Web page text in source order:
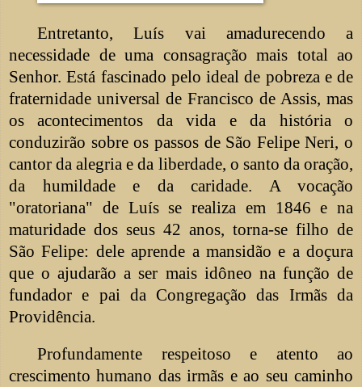
Entretanto, Luís vai amadurecendo a
necessidade de uma consagração mais total ao
Senhor. Está fascinado pelo ideal de pobreza e de
fraternidade universal de Francisco de Assis, mas
os acontecimentos da vida e da história o
conduzirão sobre os passos de São Felipe Neri, o
cantor da alegria e da liberdade, o santo da oração,
da humildade e da caridade. A vocação
"oratoriana" de Luís se realiza em 1846 e na
maturidade dos seus 42 anos, torna-se filho de
São Felipe: dele aprende a mansidão e a doçura
que o ajudarão a ser mais idôneo na função de
fundador e pai da Congregação das Irmãs da
Providência.
Profundamente respeitoso e atento ao
crescimento humano das irmãs e ao seu caminho